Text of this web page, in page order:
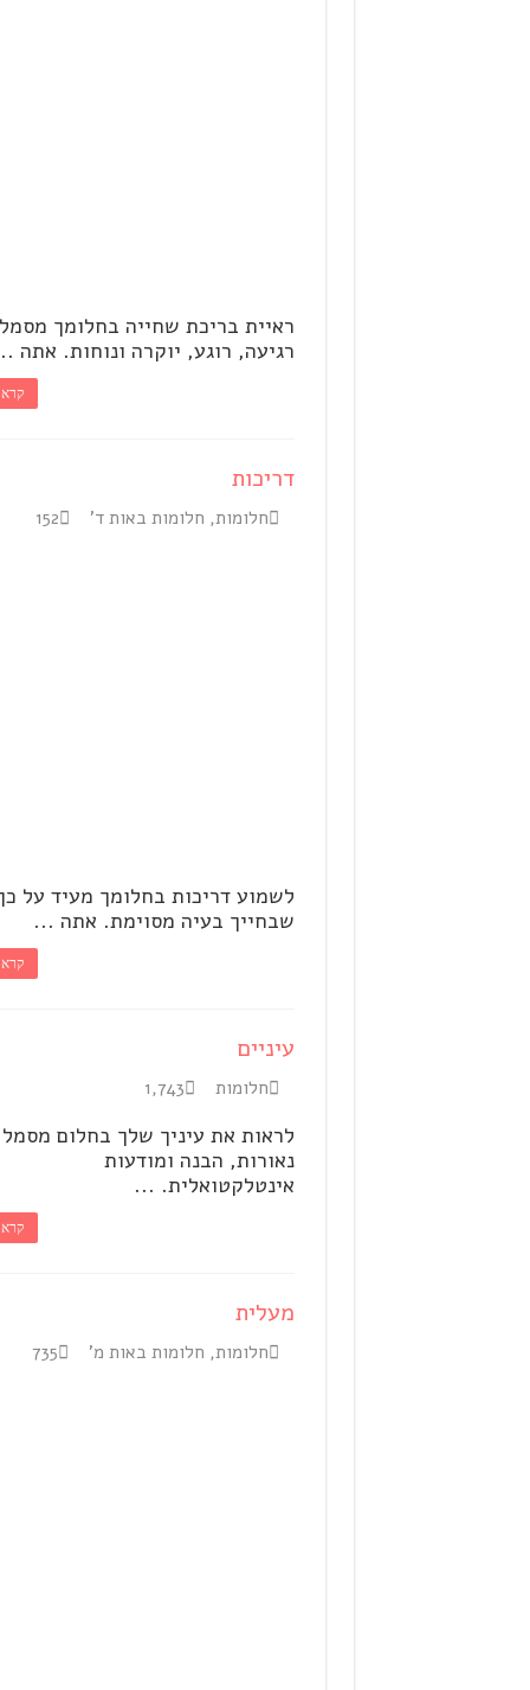
ראיית בריכת שחייה בחלומך
רגיעה, רוגע, יוקרה ונוחות. אתה
קרא
דריכות
חלומות, חלומות באות ד' 152
לשמוע דריכות בחלומך מעיד על
שבחייך בעיה מסוימת. אתה ...
קרא
עיניים
חלומות 1,743
לראות את עיניך שלך בחלום מסמל
נאורות, הבנה ומודעות
אינטלקטואלית. ...
קרא
מעלית
חלומות, חלומות באות מ' 735